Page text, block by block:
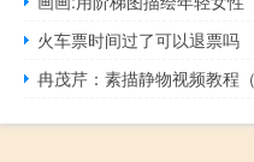
火车票时间过了可以退票吗
冉茂芹：素描静物视频教程